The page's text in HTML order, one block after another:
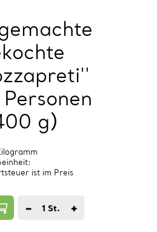
g)
ist im Preis
− 1 St. +